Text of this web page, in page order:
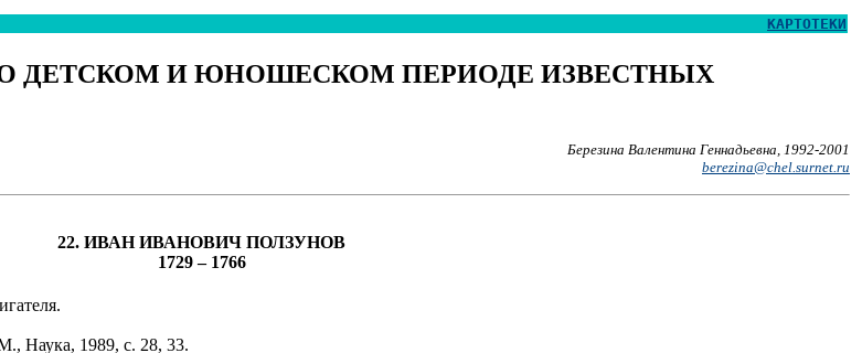
КАРТОТЕКИ
ДЕТСКОМ И ЮНОШЕСКОМ ПЕРИОДЕ ИЗВЕСТНЫХ
Березина Валентина Геннадьевна, 1992-2001
berezina@chel.surnet.ru
22. ИВАН ИВАНОВИЧ ПОЛЗУНОВ
1729 – 1766
1989, с. 28, 33.